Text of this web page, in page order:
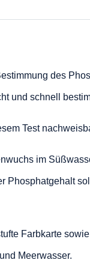
des
und schnell
Test
im
Farbkarte
Meerwasser.